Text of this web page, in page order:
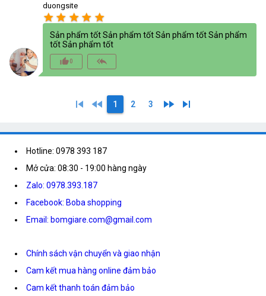
duongsite
star star star star star
Sản phẩm tốt Sản phẩm tốt Sản phẩm tốt Sản phẩm
tốt Sản phẩm tốt
thumb_up_alt0 reply_all
skip_previous fast_rewind 1 2 3 fast_forward skip_next
Hotline: 0978 393 187
Mở cửa: 08:30 - 19:00 hàng ngày
Zalo: 0978.393.187
Facebook: Boba shopping
Email: bomgiare.com@gmail.com
Chính sách vận chuyển và giao nhận
Cam kết mua hàng online đảm bảo
Cam kết thanh toán đảm bảo